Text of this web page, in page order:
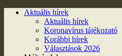
Aktuális hírek
Aktuális hírek
Koronavírus tájékozató
Korábbi hírek
Választások 2026